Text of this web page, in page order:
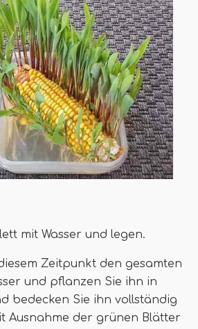
mit Wasser und legen.
Zeitpunkt den gesamten
und pflanzen Sie ihn in
bedecken Sie ihn vollständig
Ausnahme der grünen Blätter